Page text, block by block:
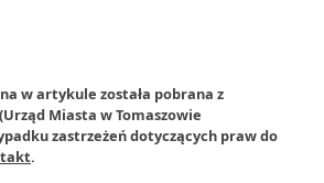
w artykule została pobrana z
Miasta w Tomaszowie
zastrzeżeń dotyczących praw do
.